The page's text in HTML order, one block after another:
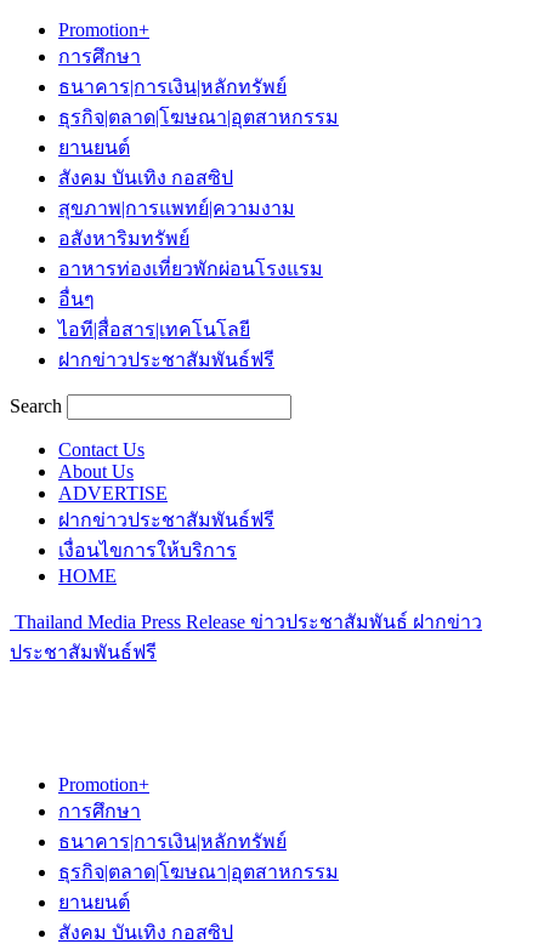
Promotion+
การศึกษา
ธนาคาร|การเงิน|หลักทรัพย์
ธุรกิจ|ตลาด|โฆษณา|อุตสาหกรรม
ยานยนต์
สังคม บันเทิง กอสซิป
สุขภาพ|การแพทย์|ความงาม
อสังหาริมทรัพย์
อาหารท่องเที่ยวพักผ่อนโรงแรม
อื่นๆ
ไอที|สื่อสาร|เทคโนโลยี
ฝากข่าวประชาสัมพันธ์ฟรี
Search
Contact Us
About Us
ADVERTISE
ฝากข่าวประชาสัมพันธ์ฟรี
เงื่อนไขการให้บริการ
HOME
Thailand Media Press Release ข่าวประชาสัมพันธ์ ฝากข่าว
ประชาสัมพันธ์ฟรี
Promotion+
การศึกษา
ธนาคาร|การเงิน|หลักทรัพย์
ธุรกิจ|ตลาด|โฆษณา|อุตสาหกรรม
ยานยนต์
สังคม บันเทิง กอสซิป